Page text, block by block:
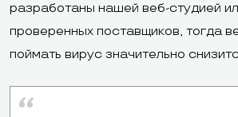
разработаны нашей веб-студией
проверенных поставщиков, тогда
поймать вирус значительно